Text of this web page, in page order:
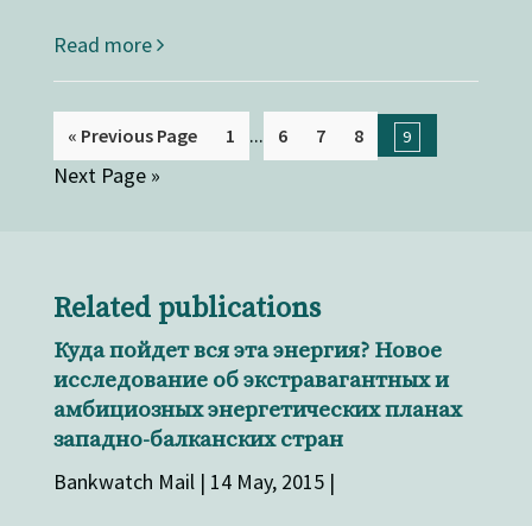
Read more
« Previous Page 1 ... 6 7 8 9
Next Page »
Related publications
Куда пойдет вся эта энергия? Новое
исследование об экстравагантных и
амбициозных энергетических планах
западно-балканских стран
Bankwatch Mail | 14 May, 2015 |